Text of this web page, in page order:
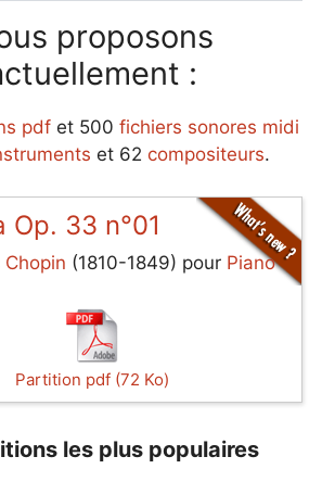
proposons
:
pdfet 500 fichiers sonores midi
et 62 compositeurs.
Op. 33 n°01
(1810-1849) pour Piano
Partition pdf (72 Ko)
les plus populaires